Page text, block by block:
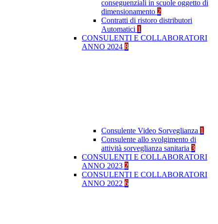
conseguenziali in scuole oggetto di
dimensionamento 2
Contratti di ristoro distributori
Automatici 1
CONSULENTI E COLLABORATORI
ANNO 2024 8
Consulente Video Sorveglianza 1
Consulente allo svolgimento di
attività sorveglianza sanitaria 3
CONSULENTI E COLLABORATORI
ANNO 2023 2
CONSULENTI E COLLABORATORI
ANNO 2022 6